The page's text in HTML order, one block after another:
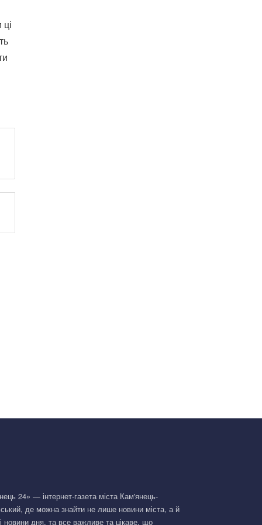
24» — інтернет-газета міста Кам'янець-
де можна знайти не лише новини міста, а й
новини дня, та все важливе та цікаве, що